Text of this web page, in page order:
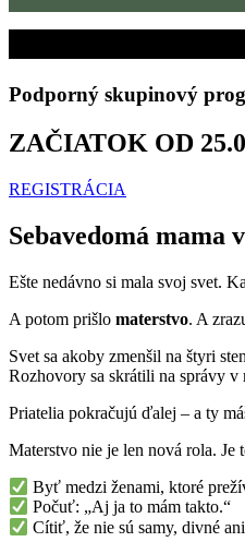
Podporný skupinový
ZAČIATOK OD
REGISTRÁCIA
Sebavedomá mama
Ešte nedávno si mala svoj svet.
A potom prišlo materstvo. A
Svet sa akoby zmenšil na štyri
Rozhovory sa skrátili na správy v
Priatelia pokračujú ďalej – a ty
Materstvo nie je len nová rola. Je
Byť medzi ženami, ktoré
Počuť: „Aj ja to mám takto.“
Cítiť, že nie sú samy, divné